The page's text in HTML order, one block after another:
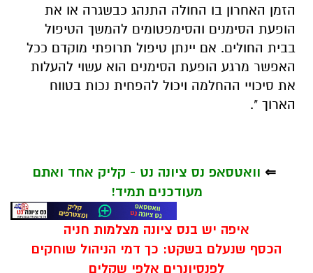
הזמן האחרון בו החולה התנהג כבשגרה או את
הופעת הסימנים והסימפטומים להמשך הטיפול
בבית החולים. אם יינתן טיפול תרופתי מוקדם ככל
האפשר מרגע הופעת הסימנים הוא עשוי להעלות
את סיכויי ההחלמה ויכול להפחית נכות בטווח
הארוך ".
⇐ וואטסאפ נס ציונה נט - קליק אחד ואתם
מעודכנים תמיד!
איפה יש בנס ציונה מצלמות חניה
הכסף שנעלם בשקט: כך דמי הניהול שוחקים
לפנסיונרים אלפי שקלים